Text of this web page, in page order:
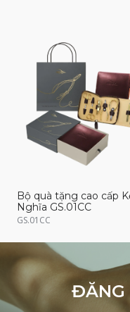
Bộ quà tặng cao cấp
Nghĩa GS.01CC
GS.01CC
ĐĂNG